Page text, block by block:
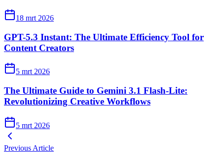
18 mrt 2026
GPT-5.3 Instant: The Ultimate Efficiency Tool for
Content Creators
5 mrt 2026
The Ultimate Guide to Gemini 3.1 Flash-Lite:
Revolutionizing Creative Workflows
5 mrt 2026
Previous Article